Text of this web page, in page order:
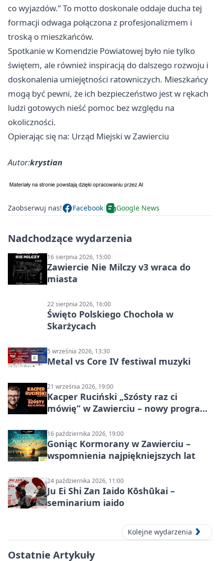
co wyjazdów.” To motto doskonale oddaje ducha tej
formacji odwaga połączona z profesjonalizmem i
troską o mieszkańców.
Spotkanie w Komendzie Powiatowej było nie tylko
świętem, ale również inspiracją do dalszego rozwoju i
doskonalenia umiejętności ratowniczych. Mieszkańcy
mogą być pewni, że ich bezpieczeństwo jest w rękach
ludzi gotowych nieść pomoc bez względu na
okoliczności.
Opierając się na: Urząd Miejski w Zawierciu
Autor:krystian
Zaobserwuj nas! Facebook Google News
Nadchodzące wydarzenia
16 sierpnia 2026, 15:00
Zawiercie Nie Milczy v3 wraca do
miasta
22 sierpnia 2026, 16:00
Święto Polskiego Chochoła w
Skarżycach
5 września 2026, 13:30
Metal vs Core IV festiwal muzyki
21 września 2026, 19:00
Kacper Ruciński „Szósty raz ci
mówię” w Zawierciu – nowy program
16 października 2026, 19:00
Goniąc Kormorany w Zawierciu –
wspomnienia najpiękniejszych lat
24 października 2026, 11:00
Ju Ei Shi Zan Iaido Kōshūkai –
seminarium iaido
Kolejne wydarzenia
Ostatnie Artykuły